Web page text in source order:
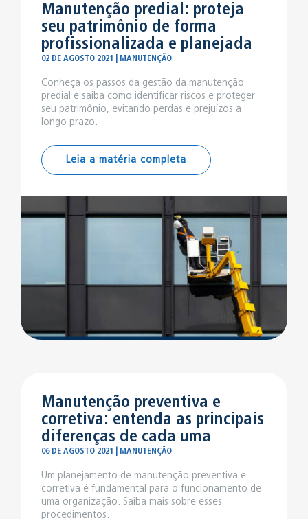
Manutenção predial: proteja
seu patrimônio de forma
profissionalizada e planejada
02 DE AGOSTO 2021 | MANUTENÇÃO
Conheça os passos da gestão da manutenção
predial e saiba como identificar riscos e proteger
seu patrimônio, evitando perdas e prejuízos a
longo prazo.
Leia a matéria completa
Manutenção preventiva e
corretiva: entenda as principais
diferenças de cada uma
06 DE AGOSTO 2021 | MANUTENÇÃO
Um planejamento de manutenção preventiva e
corretiva é fundamental para o funcionamento de
uma organização. Saiba mais sobre esses
procedimentos.